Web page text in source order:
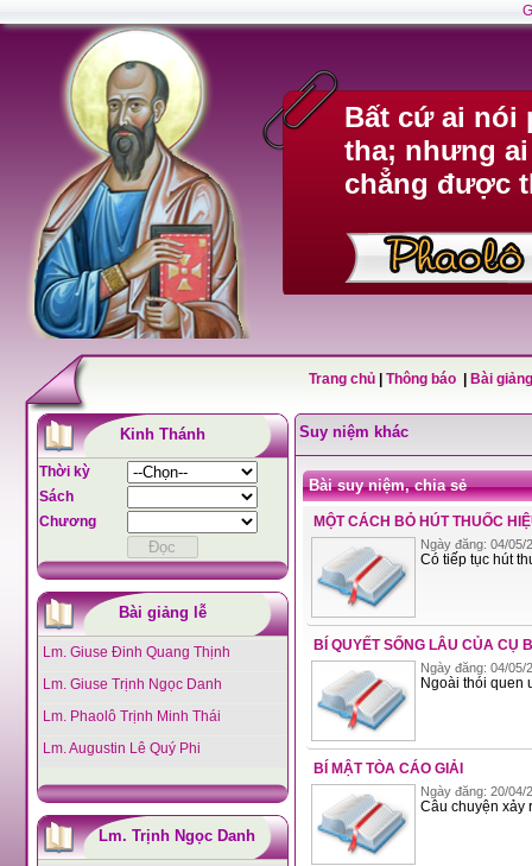
Bất cứ ai nói
tha; nhưng
chẳng được
Trang chủ Thông báo Bài
Kinh Thánh
Thời kỳ
Sách
Chương
Bài giảng lễ
Lm. Giuse Đinh Quang Thịnh
Lm. Giuse Trịnh Ngọc Danh
Lm. Phaolô Trịnh Minh Thái
Lm. Augustin Lê Quý Phi
Lm. Trịnh Ngọc Danh
Suy niệm khác
Bài suy niệm, chia sẻ
MỘT CÁCH BỎ HÚT THUỐC
Ngày đăng: 04/05/
Có tiếp tục hút
BÍ QUYẾT SỐNG LÂU CỦA CỤ
Ngày đăng: 04/05/
Ngoài thói quen
BÍ MẬT TÒA CÁO GIẢI
Ngày đăng: 20/04/
Câu chuyện xảy